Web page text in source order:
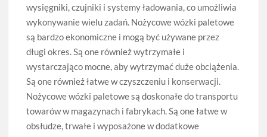
wysięgniki, czujniki i systemy ładowania, co umożliwia
wykonywanie wielu zadań. Nożycowe wózki paletowe
są bardzo ekonomiczne i mogą być używane przez
długi okres. Są one również wytrzymałe i
wystarczająco mocne, aby wytrzymać duże obciążenia.
Są one również łatwe w czyszczeniu i konserwacji.
Nożycowe wózki paletowe są doskonałe do transportu
towarów w magazynach i fabrykach. Są one łatwe w
obsłudze, trwałe i wyposażone w dodatkowe